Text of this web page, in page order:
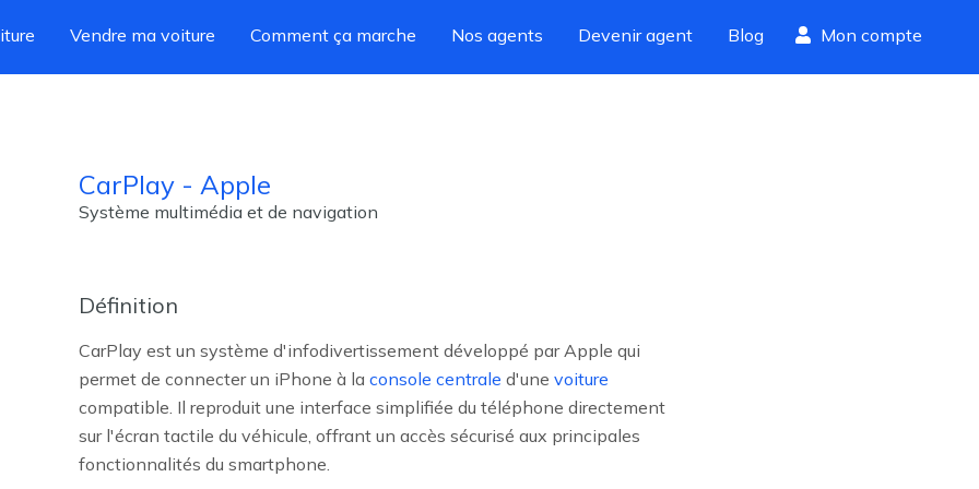
Vendre ma voiture Comment ça marche Nos agents Devenir agent Blog Mon compte
CarPlay - Apple
Système multimédia et de navigation
Définition
CarPlay est un système d'infodivertissement développé par Apple qui
permet de connecter un iPhone à la console centrale d'une voiture
compatible. Il reproduit une interface simplifiée du téléphone directement
sur l'écran tactile du véhicule, offrant un accès sécurisé aux principales
fonctionnalités du smartphone.